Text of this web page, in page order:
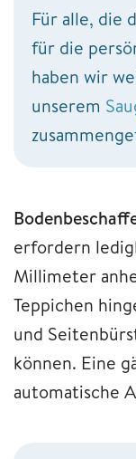
Für alle, die
für die
haben wir
unserem
erfordern
Millimeter
Teppichen
und
können. Eine
automatische